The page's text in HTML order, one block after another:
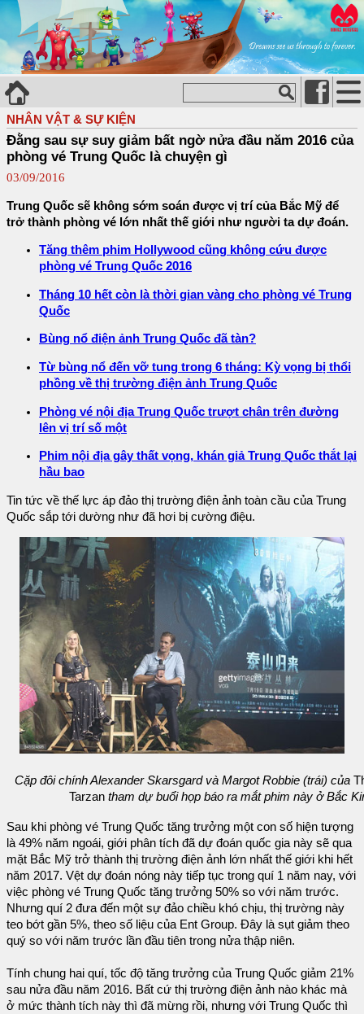
NHÂN VẬT & SỰ KIỆN
Đằng sau sự suy giảm bất ngờ nửa đầu năm 2016 của
phòng vé Trung Quốc là chuyện gì
03/09/2016
Trung Quốc sẽ không sớm soán được vị trí của Bắc Mỹ để
trở thành phòng vé lớn nhất thế giới như người ta dự đoán.
Tăng thêm phim Hollywood cũng không cứu được
phòng vé Trung Quốc 2016
Tháng 10 hết còn là thời gian vàng cho phòng vé Trung
Quốc
Bùng nổ điện ảnh Trung Quốc đã tàn?
Từ bùng nổ đến vỡ tung trong 6 tháng: Kỳ vọng bị thổi
phồng về thị trường điện ảnh Trung Quốc
Phòng vé nội địa Trung Quốc trượt chân trên đường
lên vị trí số một
Phim nội địa gây thất vọng, khán giả Trung Quốc thắt lại
hầu bao
Tin tức về thế lực áp đảo thị trường điện ảnh toàn cầu của Trung
Quốc sắp tới dường như đã hơi bị cường điệu.
Cặp đôi chính Alexander Skarsgard và Margot Robbie (trái) của
Tarzan tham dự buổi họp báo ra mắt phim này ở Bắc
Sau khi phòng vé Trung Quốc tăng trưởng một con số hiện tượng
là 49% năm ngoái, giới phân tích đã dự đoán quốc gia này sẽ qua
mặt Bắc Mỹ trở thành thị trường điện ảnh lớn nhất thế giới khi hết
năm 2017. Vệt dự đoán nóng này tiếp tục trong quí 1 năm nay, với
việc phòng vé Trung Quốc tăng trưởng 50% so với năm trước.
Nhưng quí 2 đưa đến một sự đảo chiều khó chịu, thị trường này
teo bớt gần 5%, theo số liệu của Ent Group. Đây là sụt giảm theo
quý so với năm trước lần đầu tiên trong nửa thập niên.
Tính chung hai quí, tốc độ tăng trưởng của Trung Quốc giảm 21%
sau nửa đầu năm 2016. Bất cứ thị trường điện ảnh nào khác mà
ở mức thành tích này thì đã mừng rồi, nhưng với Trung Quốc thì